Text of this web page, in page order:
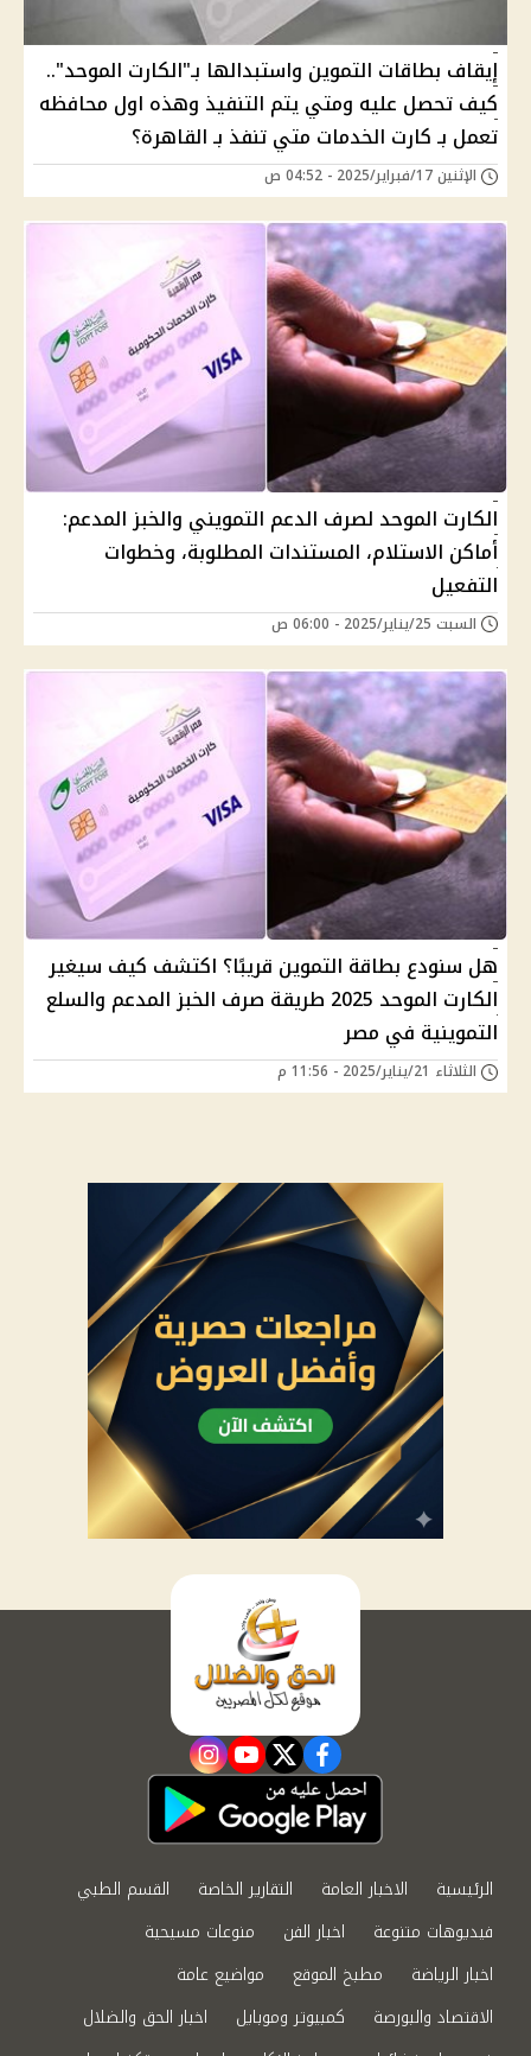
إيقاف بطاقات التموين واستبدالها بـ"الكارت الموحد"..
كيف تحصل عليه ومتي يتم التنفيذ وهذه اول محافظه
تعمل بـ كارت الخدمات متي تنفذ بـ القاهرة؟
الإثنين 17/فبراير/2025 - 04:52 ص
الكارت الموحد لصرف الدعم التمويني والخبز المدعم:
أماكن الاستلام، المستندات المطلوبة، وخطوات
التفعيل
السبت 25/يناير/2025 - 06:00 ص
هل سنودع بطاقة التموين قريبًا؟ اكتشف كيف سيغير
الكارت الموحد 2025 طريقة صرف الخبز المدعم والسلع
التموينية في مصر
الثلاثاء 21/يناير/2025 - 11:56 م
facebook
twitter
youtube
instagram
الرئيسية الاخبار العامة التقارير الخاصة
القسم الطبي
فيديوهات متنوعة
اخبار الفن
منوعات مسيحية
اخبار الرياضة
مطبخ الموقع
مواضيع عامة
الاقتصاد والبورصة
كمبيوتر وموبايل
اخبار الحق والضلال